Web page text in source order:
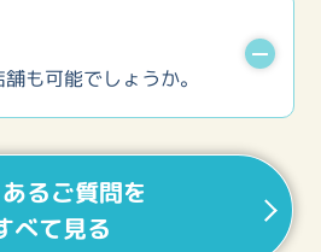
いただくため、当社指定の
す。背景色は5パターンか
も可能でしょうか。
応可能です（弊社仕様範囲内
も可能ですが、間取り図サン
ータルサイト用の簡易間取り
るご質問を
べて見る